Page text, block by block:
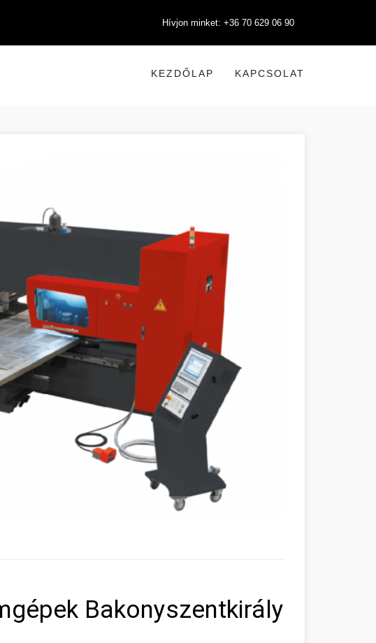
Hívjon minket: +36 70 629 06 90
KEZDŐLAP KAPCSOLAT
Bakonyszentkirály